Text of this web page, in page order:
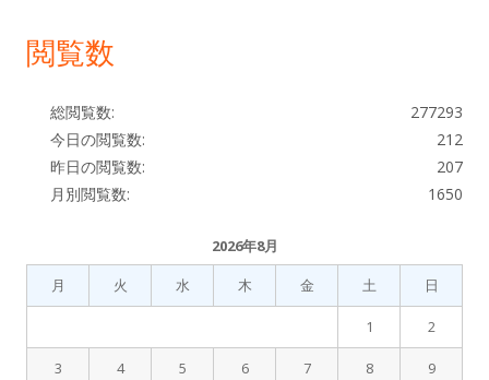
バ
ー
閲覧数
277293
総閲覧数:
212
今日の閲覧数:
207
昨日の閲覧数:
1650
月別閲覧数:
2026年8月
月
火 水 木 金 土 日
1 2
3 4 5 6 7 8 9